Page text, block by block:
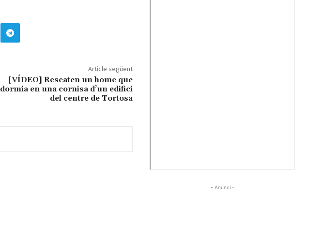
Article següent
[VÍDEO] Rescaten un home que
dormia en una cornisa d’un edifici
del centre de Tortosa
- Anunci -